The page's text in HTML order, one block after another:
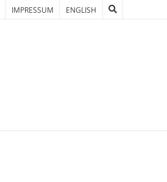
IMPRESSUM ENGLISH